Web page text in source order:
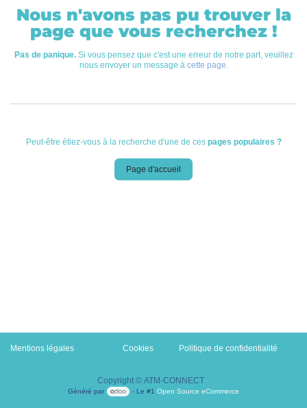
Erreur 404
Nous n'avons pas pu trouver la
page que vous recherchez !
Pas de panique.Si vous pensez que c'est une erreur de notre part, veuillez
nous envoyer un message à cette page.
Peut-être étiez-vous à la recherche d'une de ces pages populaires ?
Page d'accueil
Mentions légales Cookies ​Politique de confidentialité
Copyright © ATM-CONNECT
Généré par - Le #1 Open Source eCommerce